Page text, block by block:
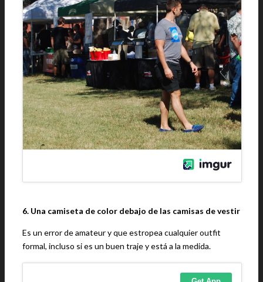
6. Una camiseta de color debajo de las camisas de vestir
Es un error de amateur y que estropea cualquier outfit
formal, incluso si es un buen traje y está a la medida.